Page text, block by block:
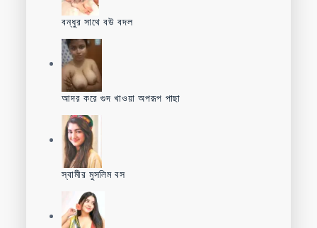
বন্ধুর সাথে বউ বদল
আদর করে গুদ খাওয়া অপরূপ পাছা
স্বামীর মুসলিম বস